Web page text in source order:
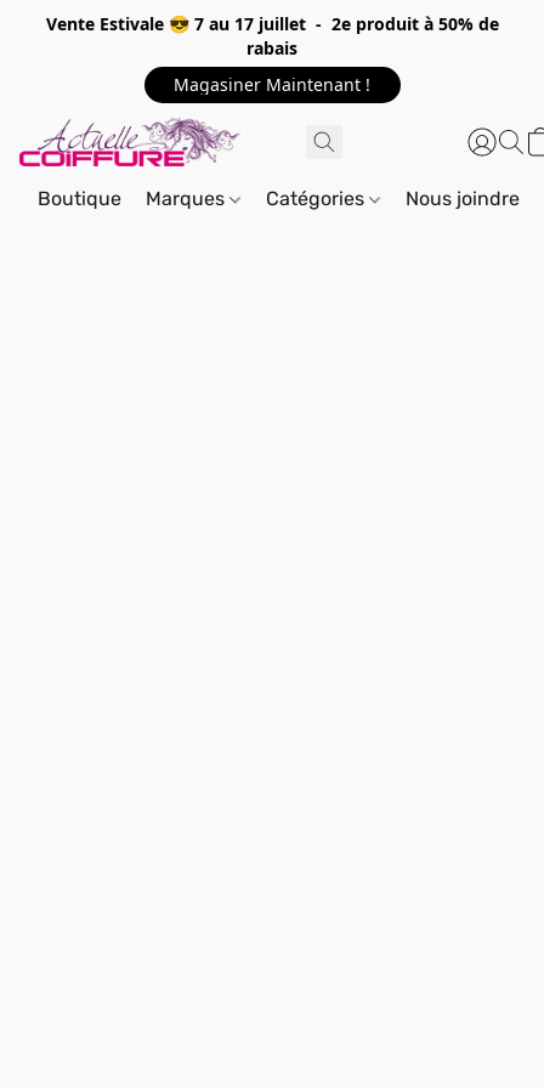
Vente Estivale 😎 7 au 17 juillet - 2e produit à 50% de
rabais
Magasiner Maintenant !
Boutique Marques Catégories Nous joindre